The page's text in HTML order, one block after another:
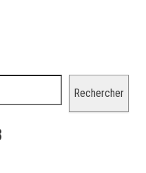
Rechercher